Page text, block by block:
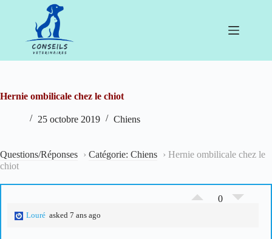
Hernie ombilicale chez le chiot
25 octobre 2019 Chiens
Questions/Réponses › Catégorie: Chiens › Hernie ombilicale chez le
chiot
0
Louré asked 7 ans ago